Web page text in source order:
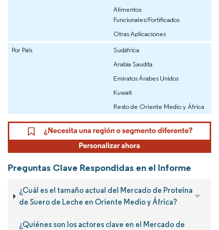
Alimentos
Funcionales/Fortificados
Otras Aplicaciones
Por País
Sudáfrica
Arabia Saudita
Emiratos Árabes Unidos
Kuwait
Resto de Oriente Medio y África
Preguntas Clave Respondidas en el Informe
¿Cuál es el tamaño actual del Mercado de Proteína
de Suero de Leche en Oriente Medio y África?
¿Quiénes son los actores clave en el Mercado de